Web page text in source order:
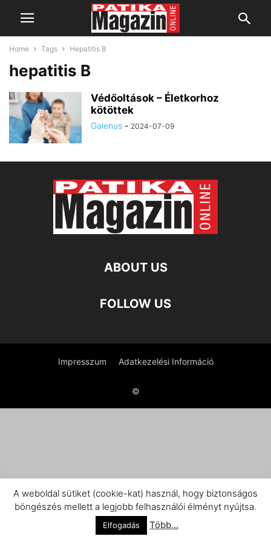
Home Tags Hepatitis B
hepatitis B
Védőoltások – Életkorhoz
kötöttek
Galenus - 2024-07-09
ABOUT US
FOLLOW US
Impresszum Adatkezelési Információ
©
A weboldal sütiket (cookie-kat) használ, hogy biztonságos
böngészés mellett a legjobb felhasználói élményt nyújtsa.
Elfogadás Több...